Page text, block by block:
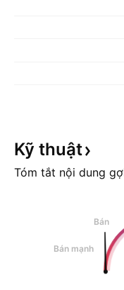
Kỹ thuật
Tóm tắt nội dung
Bán
Bán mạnh